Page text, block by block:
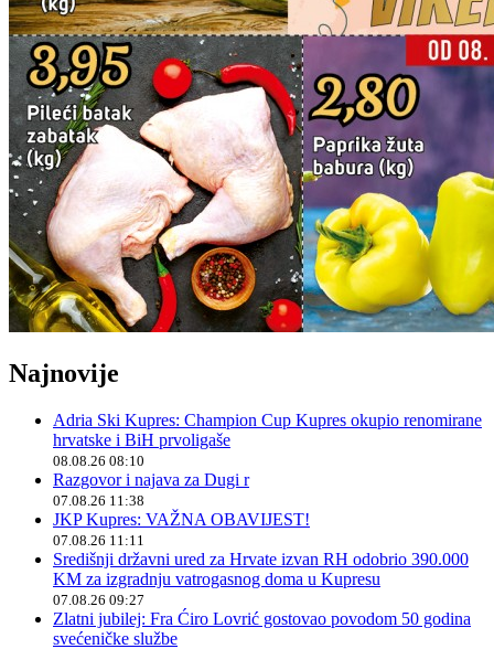
Najnovije
Adria Ski Kupres: Champion Cup Kupres okupio renomirane
hrvatske i BiH prvoligaše
08.08.26 08:10
Razgovor i najava za Dugi r
07.08.26 11:38
JKP Kupres: VAŽNA OBAVIJEST!
07.08.26 11:11
Središnji državni ured za Hrvate izvan RH odobrio 390.000
KM za izgradnju vatrogasnog doma u Kupresu
07.08.26 09:27
Zlatni jubilej: Fra Ćiro Lovrić gostovao povodom 50 godina
svećeničke službe